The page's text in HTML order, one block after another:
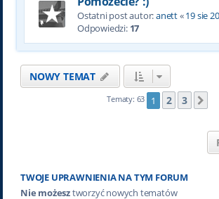
Ostatni post autor:anett«19 sie
Odpowiedzi: 17
NOWY TEMAT
Tematy: 63 1 2 3
TWOJE UPRAWNIENIA NA TYM FORUM
Nie możesztworzyć nowych tematów